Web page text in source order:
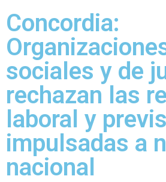
Concordia:
sociales y de
rechazan las
laboral y
impulsadas a
nacional